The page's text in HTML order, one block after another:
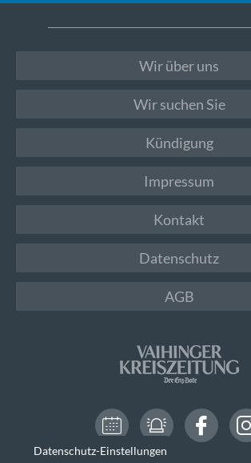
Wir über uns
Wir suchen Sie
Kündigung
Impressum
Kontakt
Datenschutz
AGB
Datenschutz-Einstellungen